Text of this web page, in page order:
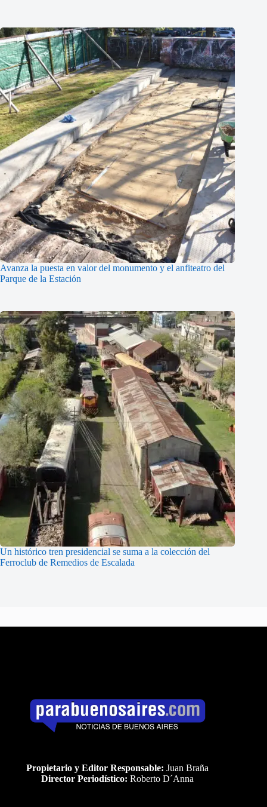
Avanza la puesta en valor del monumento y el anfiteatro del
Parque de la Estación
Un histórico tren presidencial se suma a la colección del
Ferroclub de Remedios de Escalada
Propietario y Editor Responsable: Juan Braña
Director Periodístico: Roberto D´Anna